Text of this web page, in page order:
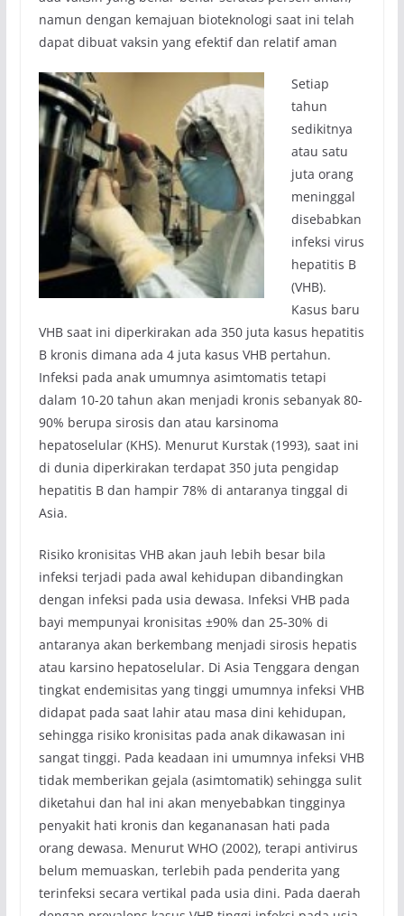
namun dengan kemajuan bioteknologi saat ini telah
dapat dibuat vaksin yang efektif dan relatif aman
Setiap
tahun
sedikitnya
atau satu
juta orang
meninggal
disebabkan
infeksi virus
hepatitis B
(VHB).
Kasus baru
VHB saat ini diperkirakan ada 350 juta kasus hepatitis
B kronis dimana ada 4 juta kasus VHB pertahun.
Infeksi pada anak umumnya asimtomatis tetapi
dalam 10-20 tahun akan menjadi kronis sebanyak 80-
90% berupa sirosis dan atau karsinoma
hepatoselular (KHS). Menurut Kurstak (1993), saat ini
di dunia diperkirakan terdapat 350 juta pengidap
hepatitis B dan hampir 78% di antaranya tinggal di
Asia.
Risiko kronisitas VHB akan jauh lebih besar bila
infeksi terjadi pada awal kehidupan dibandingkan
dengan infeksi pada usia dewasa. Infeksi VHB pada
bayi mempunyai kronisitas ±90% dan 25-30% di
antaranya akan berkembang menjadi sirosis hepatis
atau karsino hepatoselular. Di Asia Tenggara dengan
tingkat endemisitas yang tinggi umumnya infeksi VHB
didapat pada saat lahir atau masa dini kehidupan,
sehingga risiko kronisitas pada anak dikawasan ini
sangat tinggi. Pada keadaan ini umumnya infeksi VHB
tidak memberikan gejala (asimtomatik) sehingga sulit
diketahui dan hal ini akan menyebabkan tingginya
penyakit hati kronis dan kegananasan hati pada
orang dewasa. Menurut WHO (2002), terapi antivirus
belum memuaskan, terlebih pada penderita yang
terinfeksi secara vertikal pada usia dini. Pada daerah